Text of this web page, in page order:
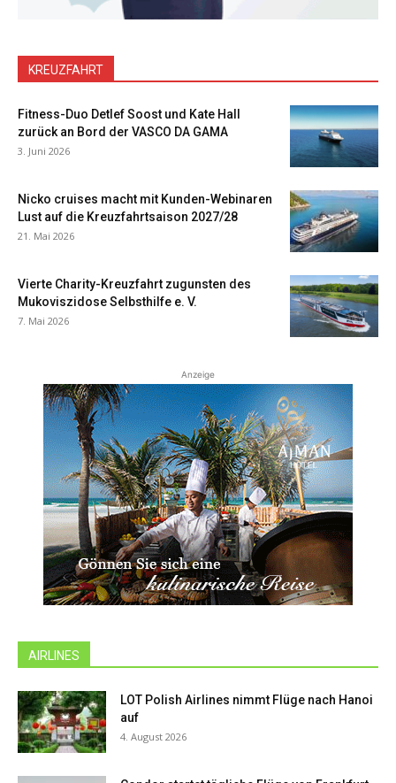
KREUZFAHRT
Fitness-Duo Detlef Soost und Kate Hall
zurück an Bord der VASCO DA GAMA
3. Juni 2026
Nicko cruises macht mit Kunden-Webinaren
Lust auf die Kreuzfahrtsaison 2027/28
21. Mai 2026
Vierte Charity-Kreuzfahrt zugunsten des
Mukoviszidose Selbsthilfe e. V.
7. Mai 2026
Anzeige
AIRLINES
LOT Polish Airlines nimmt Flüge nach Hanoi
auf
4. August 2026